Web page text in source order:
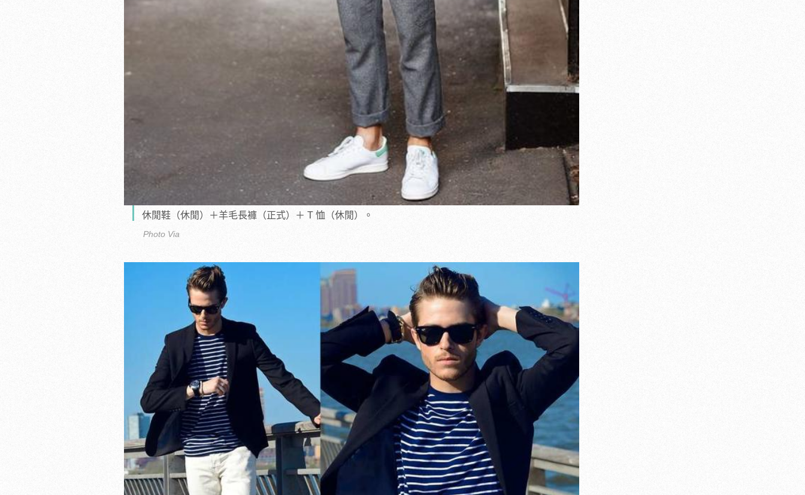
休閒鞋（休閒）＋羊毛長褲（正式）＋ T 恤（休閒）。
Photo Via